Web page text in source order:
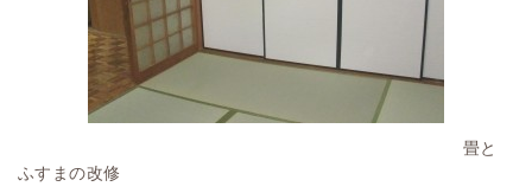
畳と
ふすまの改修